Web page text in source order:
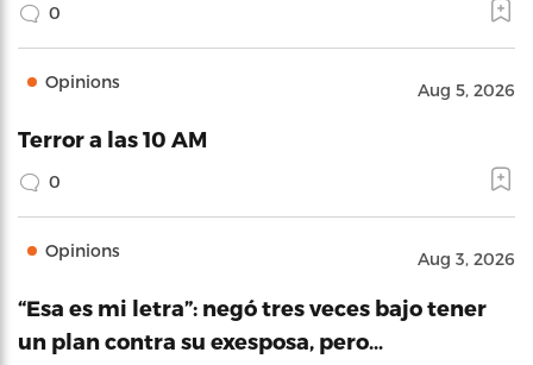
0
Opinions Aug 5, 2026
Terror a las 10 AM
0
Opinions Aug 3, 2026
“Esa es mi letra”: negó tres veces bajo tener
un plan contra su exesposa, pero…